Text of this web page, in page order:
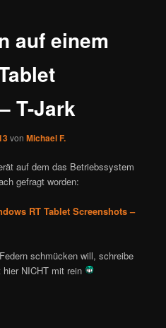
auf einem
T-Jark
vonMichael F.
auf dem das Betriebssystem
gefragt worden:
RT Tablet Screenshots –
schmücken will, schreibe
NICHT mit rein